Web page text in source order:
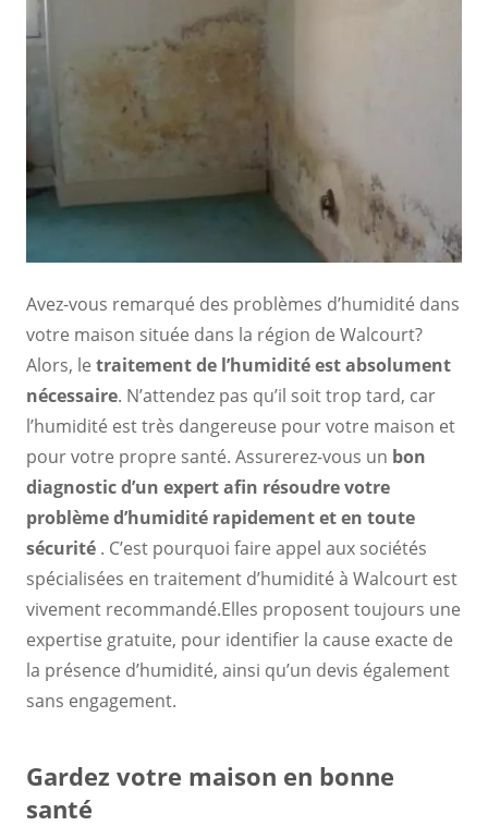
Avez-vous remarqué des problèmes d’humidité dans
votre maison située dans la région de Walcourt?
Alors, le traitement de l’humidité est absolument
nécessaire. N’attendez pas qu’il soit trop tard, car
l’humidité est très dangereuse pour votre maison et
pour votre propre santé. Assurerez-vous un bon
diagnostic d’un expertafin résoudre votre
problème d’humidité rapidement et en toute
sécurité . C’est pourquoi faire appel aux sociétés
spécialisées en traitement d’humidité à Walcourt est
vivement recommandé.Elles proposent toujours une
expertise gratuite, pour identifier la cause exacte de
la présence d’humidité, ainsi qu’un devis également
sans engagement.
Gardez votre maison en bonne
santé